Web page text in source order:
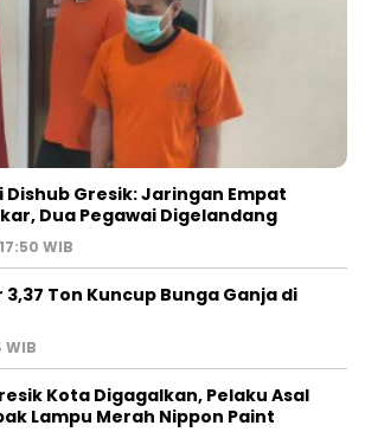
Dishub Gresik: Jaringan Empat
Dua Pegawai Digelandang
WIB
3,37 Ton Kuncup Bunga Ganja di
WIB
Kota Digagalkan, Pelaku Asal
Lampu Merah Nippon Paint